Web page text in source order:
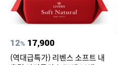
12% 17,900
(역대급특가) 리벤스 소프트 내